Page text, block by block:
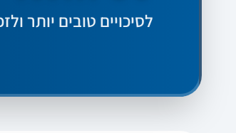
לסיכויים טובים יותר